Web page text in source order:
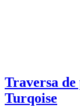
Traversa
Turqoise